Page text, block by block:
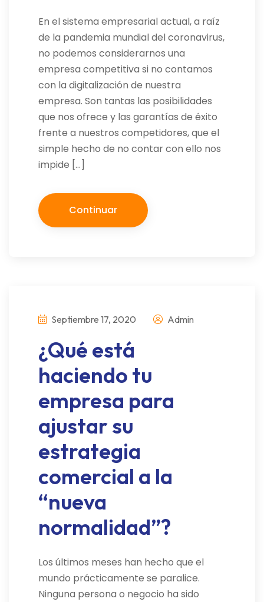
En el sistema empresarial actual, a raíz
de la pandemia mundial del coronavirus,
no podemos considerarnos una
empresa competitiva si no contamos
con la digitalización de nuestra
empresa. Son tantas las posibilidades
que nos ofrece y las garantías de éxito
frente a nuestros competidores, que el
simple hecho de no contar con ello nos
impide […]
Continuar
Septiembre 17, 2020 Admin
¿Qué está
haciendo tu
empresa para
ajustar su
estrategia
comercial a la
“nueva
normalidad”?
Los últimos meses han hecho que el
mundo prácticamente se paralice.
Ninguna persona o negocio ha sido